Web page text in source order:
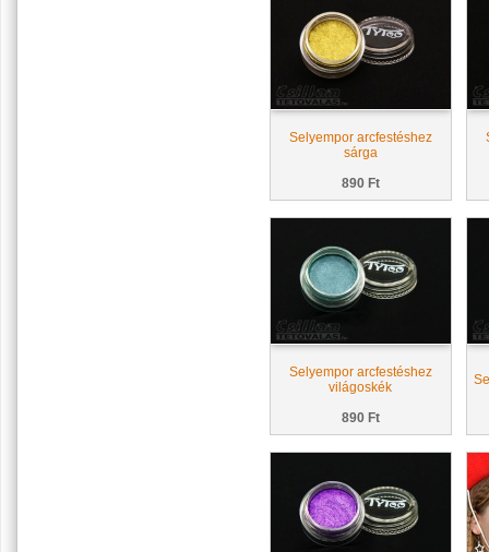
Selyempor arcfestéshez
sárga
890 Ft
Selyempor arcfestéshez
világoskék
890 Ft